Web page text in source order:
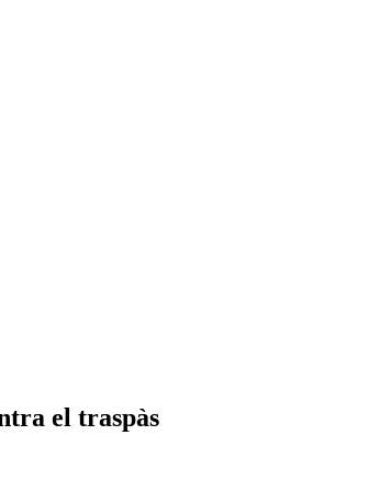
el traspàs